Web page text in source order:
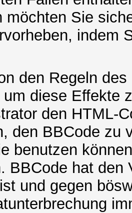
möchten Sie
indem
den Regeln
diese Effekte
den HTML-
den BBCode zu
benutzen
BBCode hat
und gegen